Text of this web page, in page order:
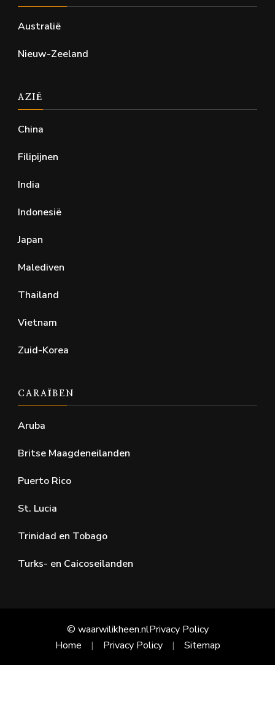
Australië
Nieuw-Zeeland
AZIË
China
Filipijnen
India
Indonesië
Japan
Malediven
Thailand
Vietnam
Zuid-Korea
CARAÏBEN
Aruba
Britse Maagdeneilanden
Puerto Rico
St. Lucia
Trinidad en Tobago
Turks- en Caicoseilanden
© waarwilikheen.nlPrivacy Policy
Home
Privacy Policy Sitemap